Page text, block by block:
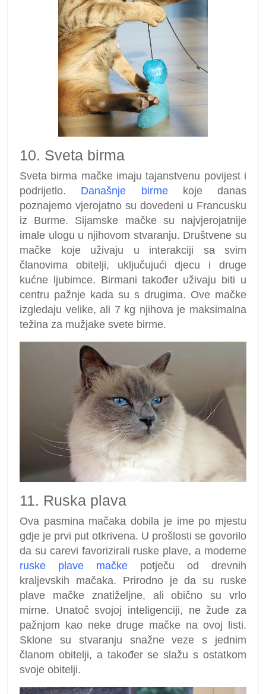
10. Sveta birma
Sveta birma mačke imaju tajanstvenu povijest i
podrijetlo. Današnje birmekoje danas
poznajemo vjerojatno su dovedeni u Francusku
iz Burme. Sijamske mačke su najvjerojatnije
imale ulogu u njihovom stvaranju. Društvene su
mačke koje uživaju u interakciji sa svim
članovima obitelji, uključujući djecu i druge
kućne ljubimce. Birmani također uživaju biti u
centru pažnje kada su s drugima. Ove mačke
izgledaju velike, ali 7 kg njihova je maksimalna
težina za mužjake svete birme.
11. Ruska plava
Ova pasmina mačaka dobila je ime po mjestu
gdje je prvi put otkrivena. U prošlosti se govorilo
da su carevi favorizirali ruske plave, a moderne
ruske plave mačke potječu od drevnih
kraljevskih mačaka. Prirodno je da su ruske
plave mačke znatiželjne, ali obično su vrlo
mirne. Unatoč svojoj inteligenciji, ne žude za
pažnjom kao neke druge mačke na ovoj listi.
Sklone su stvaranju snažne veze s jednim
članom obitelji, a također se slažu s ostatkom
svoje obitelji.